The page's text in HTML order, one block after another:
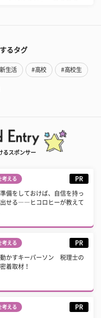
るタグ
生活 #高校 #高校生
るスポンサー
考える PR
備をしておけば、自信を持っ
出せる――ヒコロヒーが教えて
考える PR
かすキーパーソン 税理士の
着取材！
考える PR